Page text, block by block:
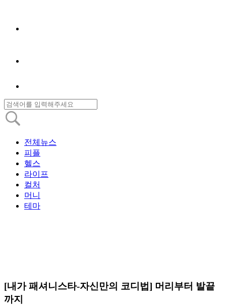
전체뉴스
피플
헬스
라이프
컬처
머니
테마
[내가 패셔니스타-자신만의 코디법] 머리부터 발끝
까지